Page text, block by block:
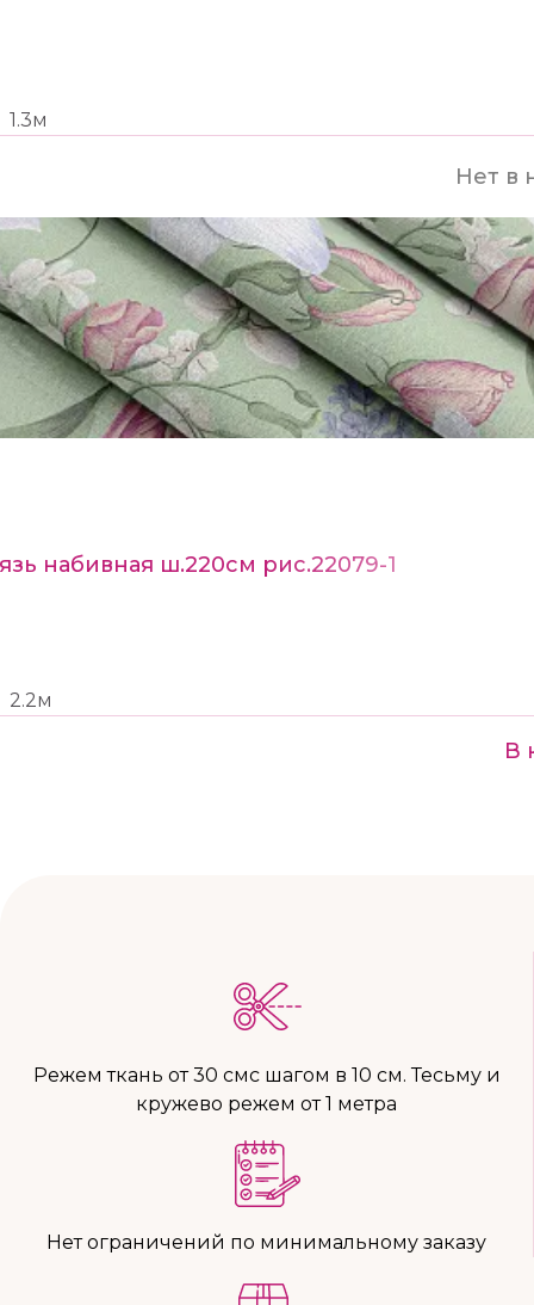
1.3м
Нет в
набивная ш.220см рис.22079-1
2.2м
В
Режем ткань от 30 смс шагом в 10 см. Тесьму и
кружево режем от 1 метра
Нет ограничений по минимальному заказу